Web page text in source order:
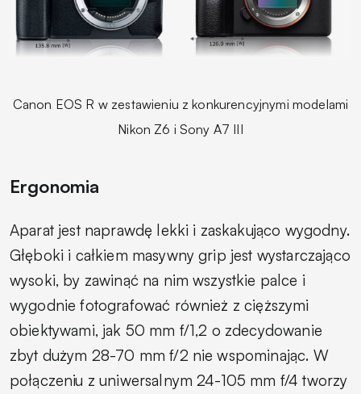
Canon EOS R w zestawieniu z konkurencyjnymi modelami
Nikon Z6 i Sony A7 III
Ergonomia
Aparat jest naprawdę lekki i zaskakująco wygodny.
Głęboki i całkiem masywny grip jest wystarczająco
wysoki, by zawinąć na nim wszystkie palce i
wygodnie fotografować również z cięższymi
obiektywami, jak 50 mm f/1,2 o zdecydowanie
zbyt dużym 28-70 mm f/2 nie wspominając. W
połączeniu z uniwersalnym 24-105 mm f/4 tworzy